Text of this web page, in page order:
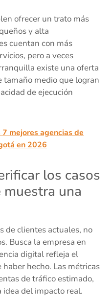
ofrecer un trato más
y alta
cuentan con más
pero a veces
existe una oferta
tamaño medio que logran
de ejecución
7 mejores agencias de
en 2026
los casos
una
de clientes actuales, no
Busca la empresa en
digital refleja el
hecho. Las métricas
de tráfico estimado,
del impacto real.